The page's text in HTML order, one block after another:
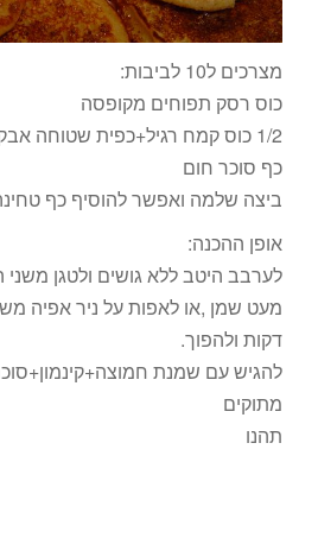
מצרכים ל10 לביבות:
כוס רסק תפוחים מקופסה
1/2 כוס קמח רגיל+כפית שטוחה אבקת אפיה
כף סוכר חום
ביצה שלמה ואפשר להוסיף כף
אופן ההכנה:
לערבב היטב ללא גושים ולטגן
דקות ולהפוך.
להגיש עם שמנת
מתוקים
תהנו